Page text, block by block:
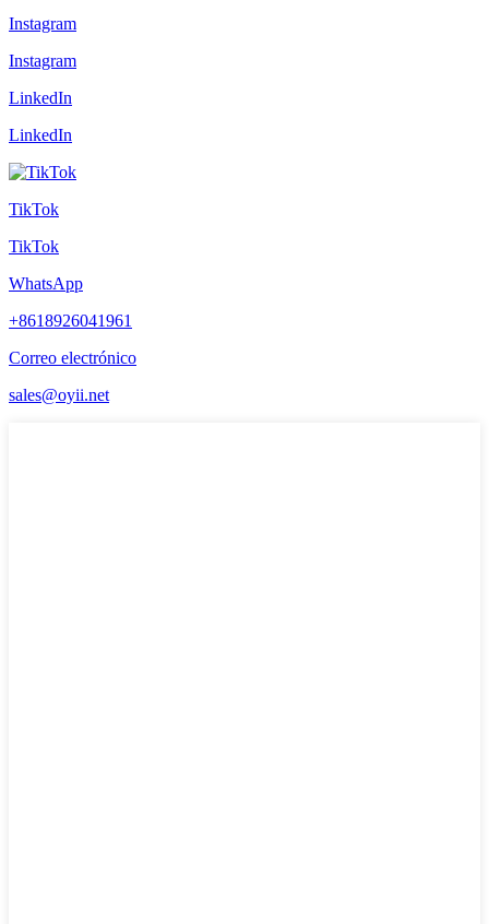
Instagram
Instagram
LinkedIn
LinkedIn
TikTok
TikTok
WhatsApp
+8618926041961
Correo electrónico
sales@oyii.net